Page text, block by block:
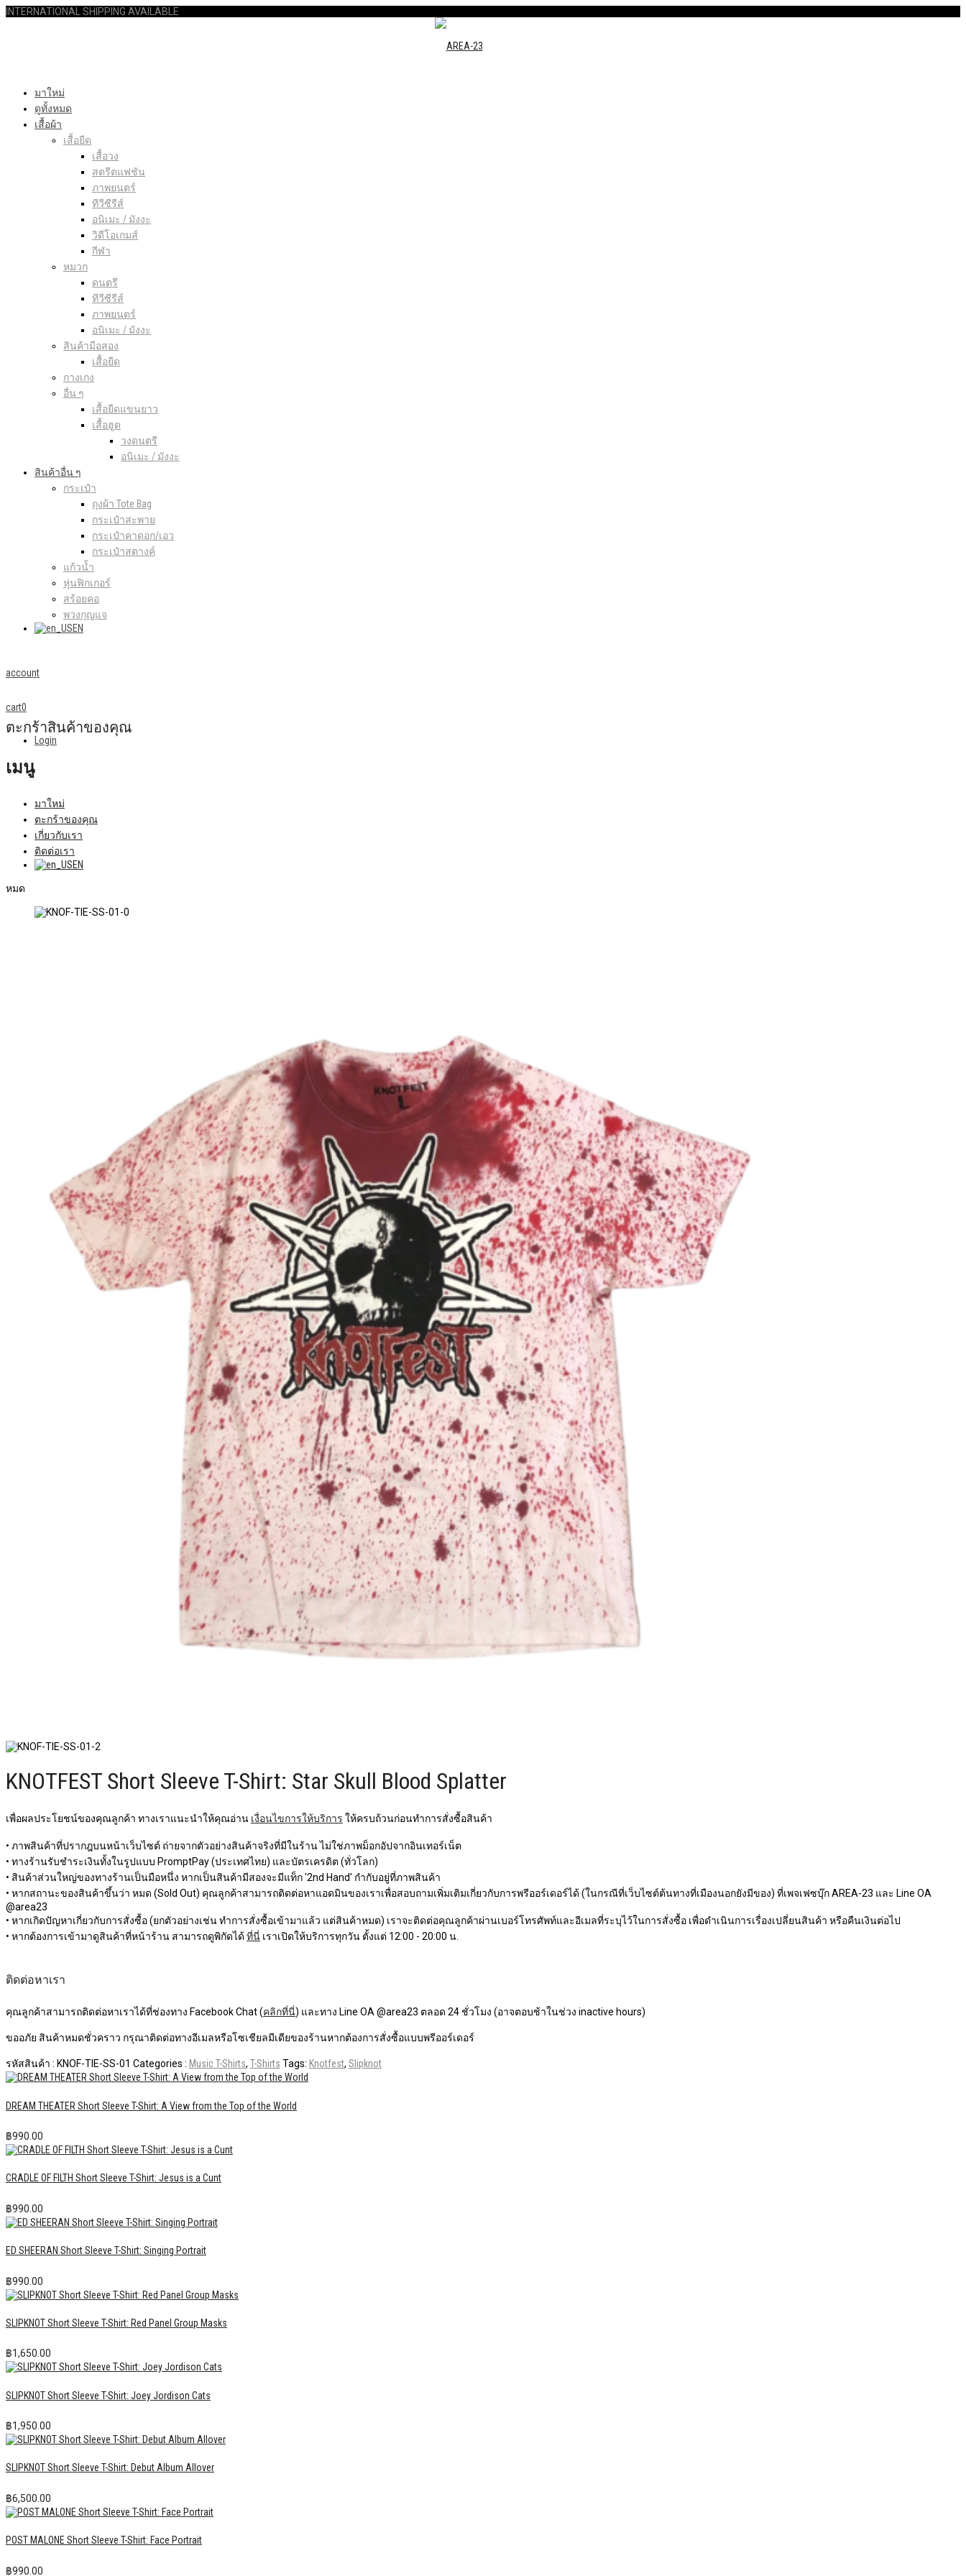
INTERNATIONAL SHIPPING AVAILABLE
มาใหม่
ดูทั้งหมด
เสื้อผ้า
เสื้อยืด
เสื้อวง
สตรีตแฟชัน
ภาพยนตร์
ทีวีซีรีส์
อนิเมะ / มังงะ
วิดีโอเกมส์
กีฬา
หมวก
ดนตรี
ทีวีซีรีส์
ภาพยนตร์
อนิเมะ / มังงะ
สินค้ามือสอง
เสื้อยืด
กางเกง
อื่น ๆ
เสื้อยืดแขนยาว
เสื้อฮูด
วงดนตรี
อนิเมะ / มังงะ
สินค้าอื่น ๆ
กระเป๋า
ถุงผ้า Tote Bag
กระเป๋าสะพาย
กระเป๋าคาดอก/เอว
กระเป๋าสตางค์
แก้วน้ำ
หุ่นฟิกเกอร์
สร้อยคอ
พวงกุญแจ
EN
account
Login
cart0
ตะกร้าสินค้าของคุณ
เมนู
มาใหม่
ตะกร้าของคุณ
เกี่ยวกับเรา
ติดต่อเรา
EN
หมด
KNOTFEST Short Sleeve T-Shirt: Star Skull Blood Splatter
เพื่อผลประโยชน์ของคุณลูกค้า ทางเราแนะนำให้คุณอ่าน เงื่อนไขการให้บริการ ให้ครบถ้วนก่อนทำการสั่งซื้อสินค้า
• ภาพสินค้าที่ปรากฎบนหน้าเว็บไซต์ ถ่ายจากตัวอย่างสินค้าจริงที่มีในร้าน ไม่ใช่ภาพม็อกอัปจากอินเทอร์เน็ต
• ทางร้านรับชำระเงินทั้งในรูปแบบ PromptPay (ประเทศไทย) และบัตรเครดิต (ทั่วโลก)
• สินค้าส่วนใหญ่ของทางร้านเป็นมือหนึ่ง หากเป็นสินค้ามีสองจะมีแท็ก '2nd Hand' กำกับอยู่ที่ภาพสินค้า
• หากสถานะของสินค้าขึ้นว่า หมด (Sold Out) คุณลูกค้าสามารถติดต่อหาแอดมินของเราเพื่อสอบถามเพิ่มเติมเกี่ยวกับการพรีออร์เดอร์ได้ (ในกรณีที่เว็บไซต์ต้นทางที่เมืองนอกยังมีของ) ที่เพจเฟซบุ๊ก AREA-23 และ Line OA
@area23
• หากเกิดปัญหาเกี่ยวกับการสั่งซื้อ (ยกตัวอย่างเช่น ทำการสั่งซื้อเข้ามาแล้ว แต่สินค้าหมด) เราจะติดต่อคุณลูกค้าผ่านเบอร์โทรศัพท์และอีเมลที่ระบุไว้ในการสั่งซื้อ เพื่อดำเนินการเรื่องเปลี่ยนสินค้า หรือคืนเงินต่อไป
• หากต้องการเข้ามาดูสินค้าที่หน้าร้าน สามารถดูพิกัดได้ ที่นี่ เราเปิดให้บริการทุกวัน ตั้งแต่ 12:00 - 20:00 น.
ติดต่อหาเรา
คุณลูกค้าสามารถติดต่อหาเราได้ที่ช่องทาง Facebook Chat (คลิกที่นี่) และทาง Line OA @area23 ตลอด 24 ชั่วโมง (อาจตอบช้าในช่วง inactive hours)
ขออภัย สินค้าหมดชั่วคราว กรุณาติดต่อทางอีเมลหรือโซเชียลมีเดียของร้านหากต้องการสั่งซื้อแบบพรีออร์เดอร์
รหัสสินค้า : KNOF-TIE-SS-01 Categories : Music T-Shirts, T-Shirts Tags: Knotfest, Slipknot
DREAM THEATER Short Sleeve T-Shirt: A View from the Top of the World
฿990.00
CRADLE OF FILTH Short Sleeve T-Shirt: Jesus is a Cunt
฿990.00
ED SHEERAN Short Sleeve T-Shirt: Singing Portrait
฿990.00
SLIPKNOT Short Sleeve T-Shirt: Red Panel Group Masks
฿1,650.00
SLIPKNOT Short Sleeve T-Shirt: Joey Jordison Cats
฿1,950.00
SLIPKNOT Short Sleeve T-Shirt: Debut Album Allover
฿6,500.00
POST MALONE Short Sleeve T-Shirt: Face Portrait
฿990.00